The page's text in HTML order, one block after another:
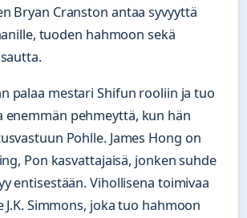
Bryan Cranston antaa syvyyttä
tuoden hahmoon sekä
palaa mestari Shifun rooliin ja tuo
enemmän pehmeyttä, kun hän
Pohlle. James Hong on
Pon kasvattajaisä, jonken suhde
entisestään. Vihollisena toimivaa
J.K. Simmons, joka tuo hahmoon